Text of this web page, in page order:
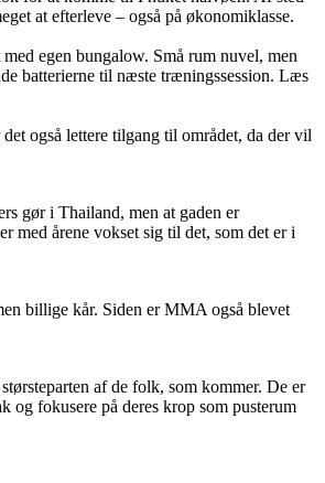
at efterleve – også på økonomiklasse.
egen bungalow. Små rum nuvel, men
batterierne til næste træningssession. Læs
også lettere tilgang til området, da der vil
gør i Thailand, men at gaden er
med årene vokset sig til det, som det er i
billige kår. Siden er MMA også blevet
af de folk, som kommer. De er
fokusere på deres krop som pusterum